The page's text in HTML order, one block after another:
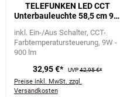
TELEFUNKEN LED CCT
Unterbauleuchte 58,5 cm 9W
inkl. Ein-/Aus Schalter CCT-
Farbtemperatursteuerung 9W -
900 lm
32,95 €* UVP42,95 €*
Preise inkl. MwSt. zzgl.
Versandkosten